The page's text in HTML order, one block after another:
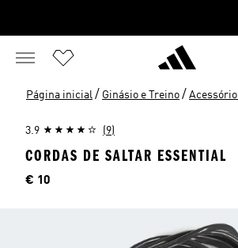
Página inicial / Ginásio e Treino /
3.9 (9)
CORDAS DE SALTAR ESSENTIAL
Preço
€ 10